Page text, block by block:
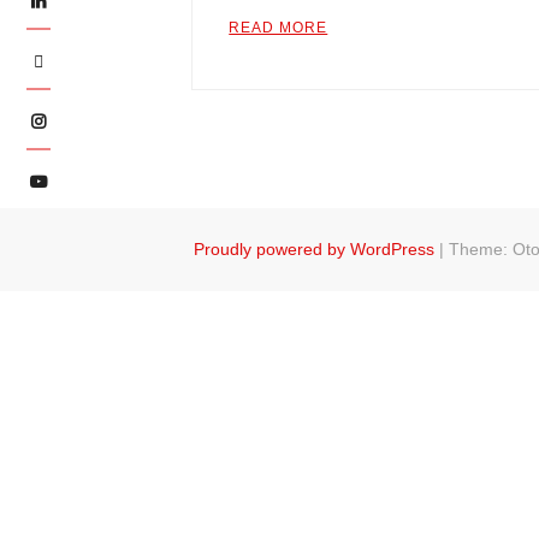
Twitter
Instagram
YouTube
READ MORE
Proudly powered by WordPress |Theme: